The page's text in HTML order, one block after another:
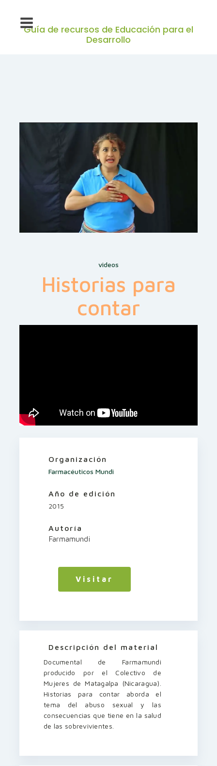
Guía de recursos de Educación para el
Desarrollo
videos
Historias para
contar
Organización
Farmacéuticos Mundi
Año de edición
2015
Autoría
Farmamundi
Visitar
Descripción del material
Documental de Farmamundi
producido por el Colectivo de
Mujeres de Matagalpa (Nicaragua).
Historias para contar aborda el
tema del abuso sexual y las
consecuencias que tiene en la salud
de las sobrevivientes.